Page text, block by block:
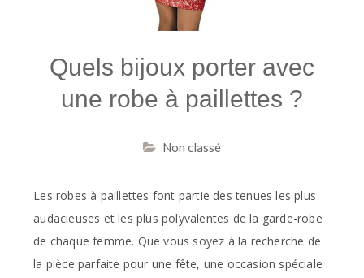
Quels bijoux porter avec
une robe à paillettes ?
Non classé
Les robes à paillettes font partie des tenues les plus
audacieuses et les plus polyvalentes de la garde-robe
de chaque femme. Que vous soyez à la recherche de
la pièce parfaite pour une fête, une occasion spéciale